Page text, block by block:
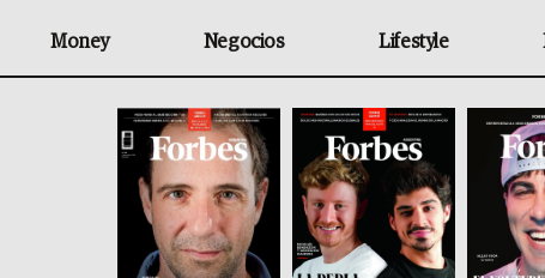
Money Negocios Lifestyle